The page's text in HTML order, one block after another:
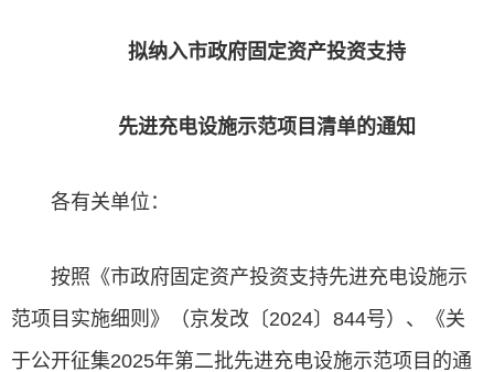
拟纳入市政府固定资产投资支持
先进充电设施示范项目清单的通知
各有关单位：
按照《市政府固定资产投资支持先进充电设施示
范项目实施细则》（京发改〔2024〕844号）、《关
于公开征集2025年第二批先进充电设施示范项目的通